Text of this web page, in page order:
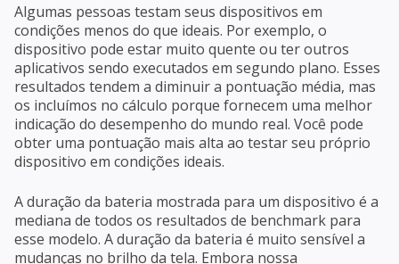
Algumas pessoas testam seus dispositivos em
condições menos do que ideais. Por exemplo, o
dispositivo pode estar muito quente ou ter outros
aplicativos sendo executados em segundo plano. Esses
resultados tendem a diminuir a pontuação média, mas
os incluímos no cálculo porque fornecem uma melhor
indicação do desempenho do mundo real. Você pode
obter uma pontuação mais alta ao testar seu próprio
dispositivo em condições ideais.
A duração da bateria mostrada para um dispositivo é a
mediana de todos os resultados de benchmark para
esse modelo. A duração da bateria é muito sensível a
mudanças no brilho da tela. Embora nossa